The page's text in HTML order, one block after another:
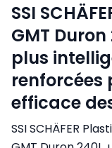
SSI
GMT
plus
renforcées
efficace
SSI SCHÄFER